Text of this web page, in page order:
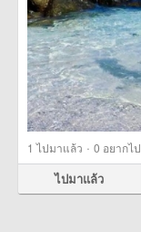
1 ไปมาแล้ว · 0 อยากไป
ไปมาแล้ว